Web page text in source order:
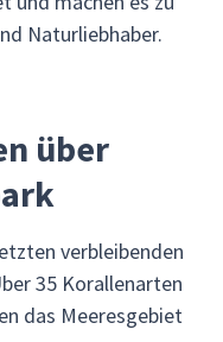
Naturliebhaber.
über
verbleibenden
35 Korallenarten
das Meeresgebiet